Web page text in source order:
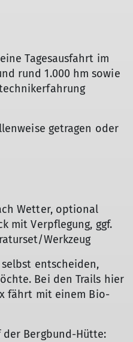
Tagesausfahrt im
rund 1.000 hm sowie
getragen oder
Wetter, optional
mit Verpflegung, ggf.
Werkzeug
entscheiden,
Bei den Trails hier
fährt mit einem Bio-
Bergbund-Hütte: